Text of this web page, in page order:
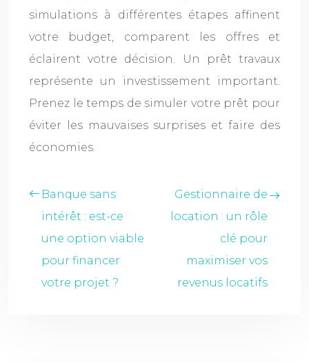
simulations à différentes étapes affinent
votre budget, comparent les offres et
éclairent votre décision. Un prêt travaux
représente un investissement important.
Prenez le temps de simuler votre prêt pour
éviter les mauvaises surprises et faire des
économies.
Banque sans
intérêt : est-ce
une option viable
pour financer
votre projet ?
Gestionnaire de
location : un rôle
clé pour
maximiser vos
revenus locatifs